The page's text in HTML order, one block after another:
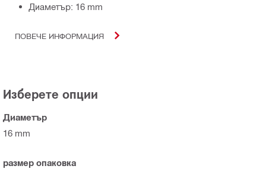
Диаметър: 16 mm
ПОВЕЧЕ ИНФОРМАЦИЯ
Изберете опции
Диаметър
16 mm
размер опаковка